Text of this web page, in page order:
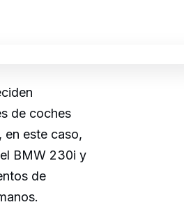
de coches
en este caso,
BMW 230i y
de